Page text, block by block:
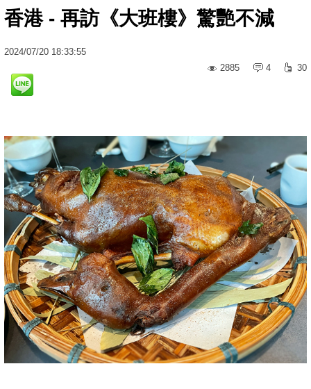
香港 - 再訪《大班樓》驚艷不減
2024/07/20 18:33:55
2885
4 30